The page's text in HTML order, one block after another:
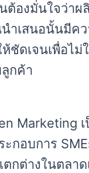
ต้องมั่นใจว่า
ำเสนอนั้นมีคว
ชัดเจนเพื่อไม่
กค้า
Marketing
กอบการ
ตกต่างในตลา